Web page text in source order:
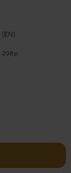
(EN)
208